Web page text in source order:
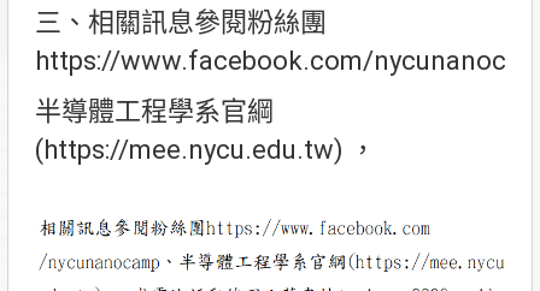
三、相關訊息參閱粉絲團
https://www.facebook.com/
半導體工程學系官綱
(https://mee.nycu.edu.tw) ，